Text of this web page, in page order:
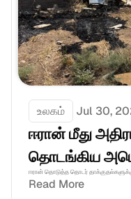
உலகம் Jul 30,
ஈரான் மீது
தொடங்கிய
ஈரான் தொடுத்த தொடர்
Read More